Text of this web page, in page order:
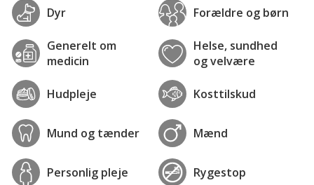
Dyr Forældre og børn
Generelt om
medicin
Helse, sundhed
og velvære
Hudpleje Kosttilskud
Mund og tænder Mænd
Personlig pleje Rygestop